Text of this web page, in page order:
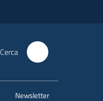
Cerca
Newsletter